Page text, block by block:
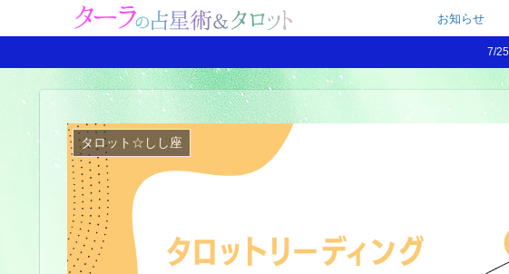
お知らせ
7/
タロット☆しし座